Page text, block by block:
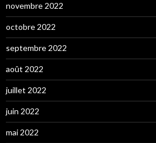
novembre 2022
octobre 2022
septembre 2022
août 2022
juillet 2022
juin 2022
mai 2022